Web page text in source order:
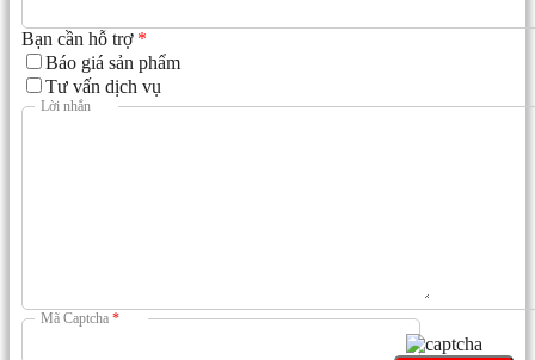
Bạn cần hỗ trợ *
Báo giá sản phẩm
Tư vấn dịch vụ
Lời nhắn
Mã Captcha *